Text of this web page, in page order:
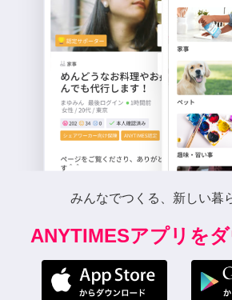
みんなでつくる、新しい暮
ANYTIMESアプリを